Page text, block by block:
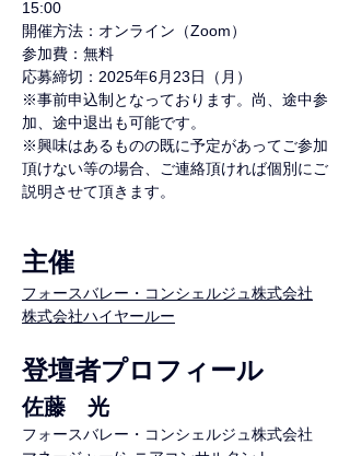
15:00
開催方法： オンライン（Zoom）
参加費：無料
応募締切：2025年6月23日（月）
※事前申込制となっております。尚、途中参
加、途中退出も可能です。
※興味はあるものの既に予定があってご参加
頂けない等の場合、ご連絡頂ければ個別にご
説明させて頂きます。
主催
フォースバレー・コンシェルジュ株式会社
株式会社ハイヤールー
登壇者プロフィール
佐藤　光
フォースバレー・コンシェルジュ株式会社